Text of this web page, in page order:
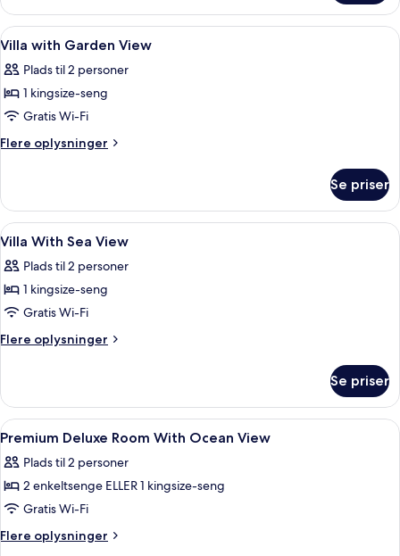
-
udsigt
til
Indlæs
alle
billeder
af
Villa
with
Minibar, pengeskab på værelset,
7
Villa with Garden View
Plads til 2 personer
1 kingsize-seng
Gratis Wi-Fi
Flere oplysninger
Flere
with
Garden
View
Se priser
Indlæs
alle
billeder
af
Villa
With
Minibar, pengeskab på værelset,
12
Villa With Sea View
Plads til 2 personer
1 kingsize-seng
Gratis Wi-Fi
Flere oplysninger
Flere
With
Sea
View
Se priser
Indlæs
alle
billeder
af
Premium
Deluxe
Minibar, pengeskab på værelset,
11
Premium Deluxe Room With Ocean View
Plads til 2 personer
2 enkeltsenge ELLER 1 kingsize-seng
Gratis Wi-Fi
Flere oplysninger
Flere